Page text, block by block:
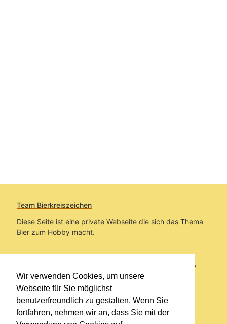
Wir verwenden Cookies, um unsere
Webseite für Sie möglichst
benutzerfreundlich zu gestalten. Wenn Sie
fortfahren, nehmen wir an, dass Sie mit der
Team Bierkreiszeichen
Diese Seite ist eine private Webseite die sich das Thema
Bier zum Hobby macht.
Sie befinden sich auf https://www.bierkreiszeichen.at/
im Pfad:Übers Bier/Biersorten
Erstellt: 2013-02-10